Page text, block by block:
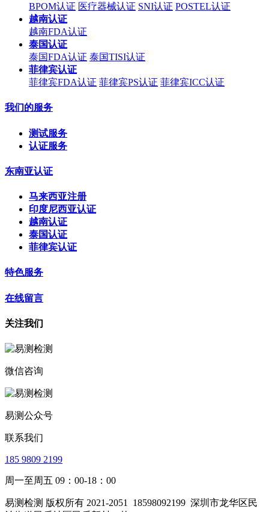
BPOM认证 医疗器械认证 SNI认证 POSTEL认证
越南认证
越南FDA认证
泰国认证
泰国FDA认证 泰国TISI认证
菲律宾认证
菲律宾FDA认证 菲律宾PS认证 菲律宾ICC认证
我们的服务
测试服务
认证服务
东南亚认证
马来西亚注册
印度尼西亚认证
越南认证
泰国认证
菲律宾认证
特色服务
在线留言
关注我们
微信咨询
易测公众号
联系我们
185 9809 2199
周一至周五 09：00-18：00
易测检测 版权所有 2021-2051 18598092199 深圳市龙华区民